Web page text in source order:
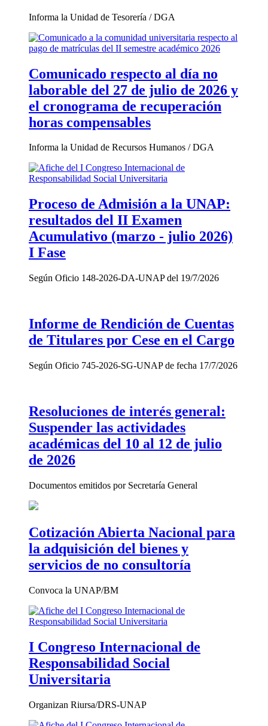
Informa la Unidad de Tesorería / DGA
Comunicado respecto al día no
laborable del 27 de julio de 2026 y
el cronograma de recuperación
horas compensables
Informa la Unidad de Recursos Humanos / DGA
Proceso de Admisión a la UNAP:
resultados del II Examen
Acumulativo (marzo - julio 2026)
I Fase
Según Oficio 148-2026-DA-UNAP del 19/7/2026
Informe de Rendición de Cuentas
de Titulares por Cese en el Cargo
Según Oficio 745-2026-SG-UNAP de fecha 17/7/2026
Resoluciones de interés general:
Suspender las actividades
académicas del 10 al 12 de julio
de 2026
Documentos emitidos por Secretaría General
Cotización Abierta Nacional para
la adquisición del bienes y
servicios de no consultoría
Convoca la UNAP/BM
I Congreso Internacional de
Responsabilidad Social
Universitaria
Organizan Riursa/DRS-UNAP